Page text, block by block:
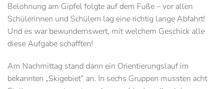
Belohnung am Gipfel folgte auf dem Fuße – vor allen
Schülerinnen und Schülern lag eine richtig lange Abfahrt!
Und es war bewundernswert, mit welchem Geschick alle
diese Aufgabe schafften!
Am Nachmittag stand dann ein Orientierungslauf im
bekannten „Skigebiet“ an. In sechs Gruppen mussten acht